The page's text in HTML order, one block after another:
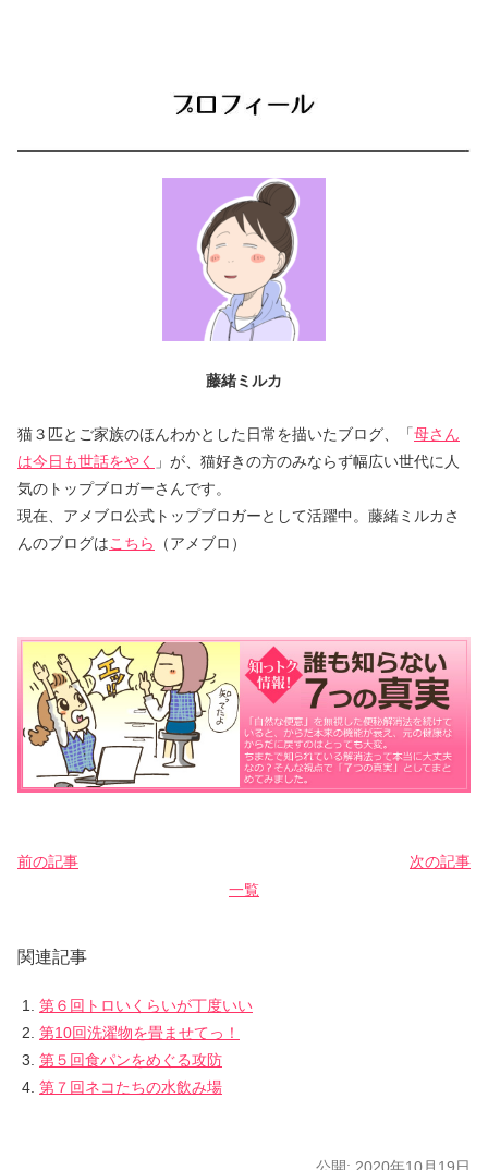
藤緒ミルカ
猫３匹とご家族のほんわかとした日常を描いたブログ、「母さん
は今日も世話をやく
」が、猫好きの方のみならず幅広い世代に人
気のトップブロガーさんです。
現在、アメブロ公式トップブロガーとして活躍中。藤緒ミルカさ
んのブログはこちら （アメブロ）
前の記事
次の記事
一覧
関連記事
第６回トロいくらいが丁度いい
第10回洗濯物を畳ませてっ！
第５回食パンをめぐる攻防
第７回ネコたちの水飲み場